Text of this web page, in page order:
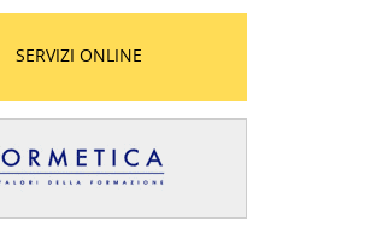
FEMMINILE
SERVIZI ONLINE